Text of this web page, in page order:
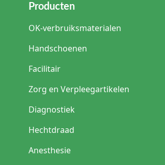
Producten
OK-verbruiksmaterialen
Handschoenen
Facilitair
Zorg en Verpleegartikelen
Diagnostiek
Hechtdraad
Anesthesie